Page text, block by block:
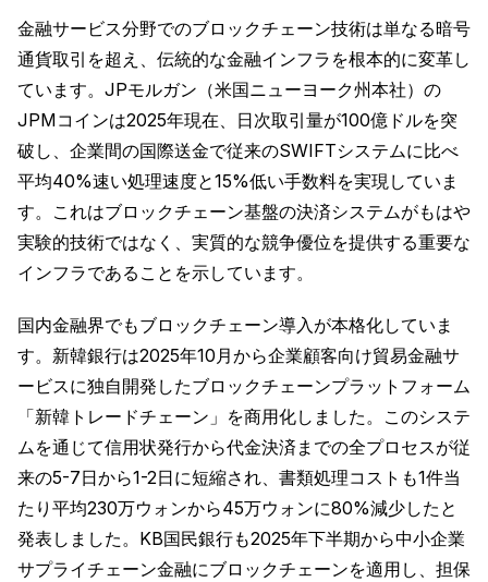
金融サービス分野でのブロックチェーン技術は単なる暗号
通貨取引を超え、伝統的な金融インフラを根本的に変革し
ています。JPモルガン（米国ニューヨーク州本社）の
JPMコインは2025年現在、日次取引量が100億ドルを突
破し、企業間の国際送金で従来のSWIFTシステムに比べ
平均40%速い処理速度と15%低い手数料を実現していま
す。これはブロックチェーン基盤の決済システムがもはや
実験的技術ではなく、実質的な競争優位を提供する重要な
インフラであることを示しています。
国内金融界でもブロックチェーン導入が本格化していま
す。新韓銀行は2025年10月から企業顧客向け貿易金融サ
ービスに独自開発したブロックチェーンプラットフォーム
「新韓トレードチェーン」を商用化しました。このシステ
ムを通じて信用状発行から代金決済までの全プロセスが従
来の5-7日から1-2日に短縮され、書類処理コストも1件当
たり平均230万ウォンから45万ウォンに80%減少したと
発表しました。KB国民銀行も2025年下半期から中小企業
サプライチェーン金融にブロックチェーンを適用し、担保